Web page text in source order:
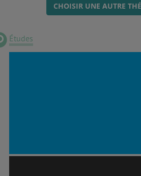
CHOISIR UNE AUTRE
Études